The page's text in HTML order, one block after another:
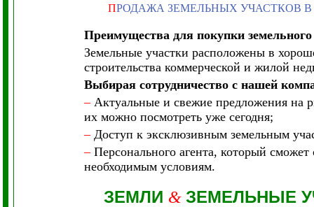
ПРОДАЖА ЗЕМЕЛЬНЫХ УЧАСТКОВ
Преимущества для покупки земельного
Земельные участки расположены в
строительства коммерческой и жилой
Выбирая сотрудничество с нашей
–Актуальные и свежие предложения на
их можно посмотреть уже сегодня;
–Доступ к эксклюзивным земельным
–Персонального агента, который
необходимым условиям.
ЗЕМЛИ & ЗЕМЕЛЬНЫЕ